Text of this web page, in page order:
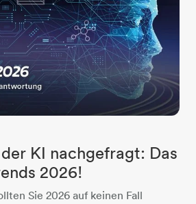
KI nachgefragt: Das
2026!
Sie 2026 auf keinen Fall